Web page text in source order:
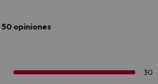
50 opiniones